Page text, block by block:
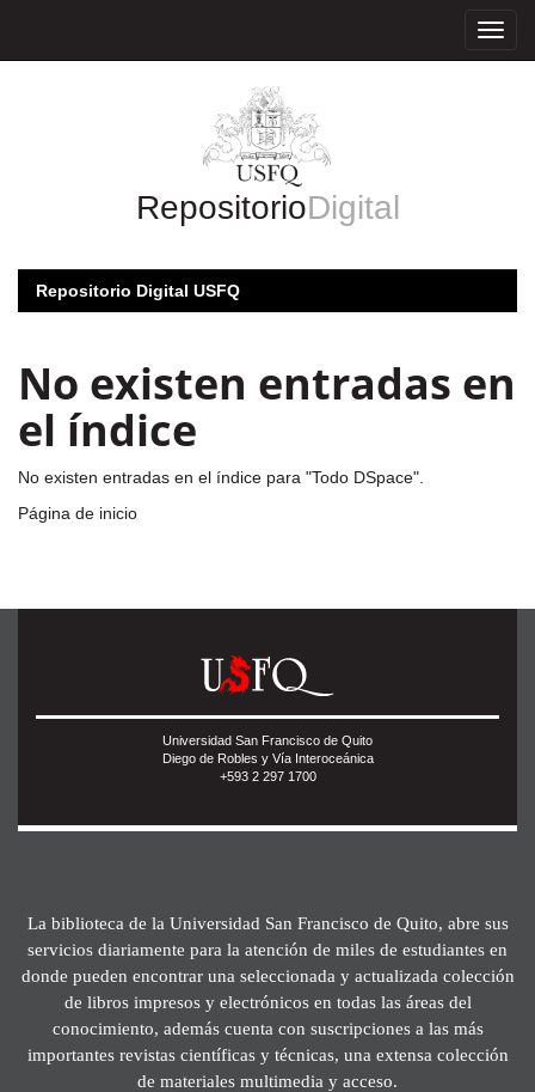
RepositorioDigital
Repositorio Digital USFQ
No existen entradas en
el índice
No existen entradas en el índice para "Todo DSpace".
Página de inicio
Universidad San Francisco de Quito
Diego de Robles y Vía Interoceánica
+593 2 297 1700
La biblioteca de la Universidad San Francisco de Quito, abre sus
servicios diariamente para la atención de miles de estudiantes en
donde pueden encontrar una seleccionada y actualizada colección
de libros impresos y electrónicos en todas las áreas del
conocimiento, además cuenta con suscripciones a las más
importantes revistas científicas y técnicas, una extensa colección
de materiales multimedia y acceso.